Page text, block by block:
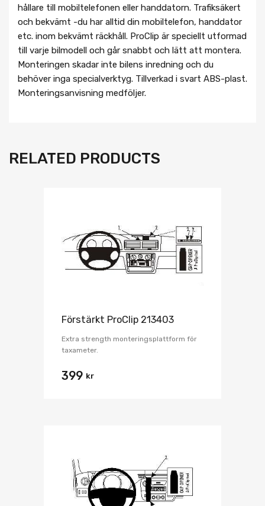
hållare till mobiltelefonen eller handdatorn. Trafiksäkert
och bekvämt -du har alltid din mobiltelefon, handdator
etc. inom bekvämt räckhåll. ProClip är speciellt utformad
till varje bilmodell och går snabbt och lätt att montera.
Monteringen skadar inte bilens inredning och du
behöver inga specialverktyg. Tillverkad i svart ABS-plast.
Monteringsanvisning medföljer.
RELATED PRODUCTS
Förstärkt ProClip 213403
Extra strength monteringsplattform för
taxameter.
399 kr